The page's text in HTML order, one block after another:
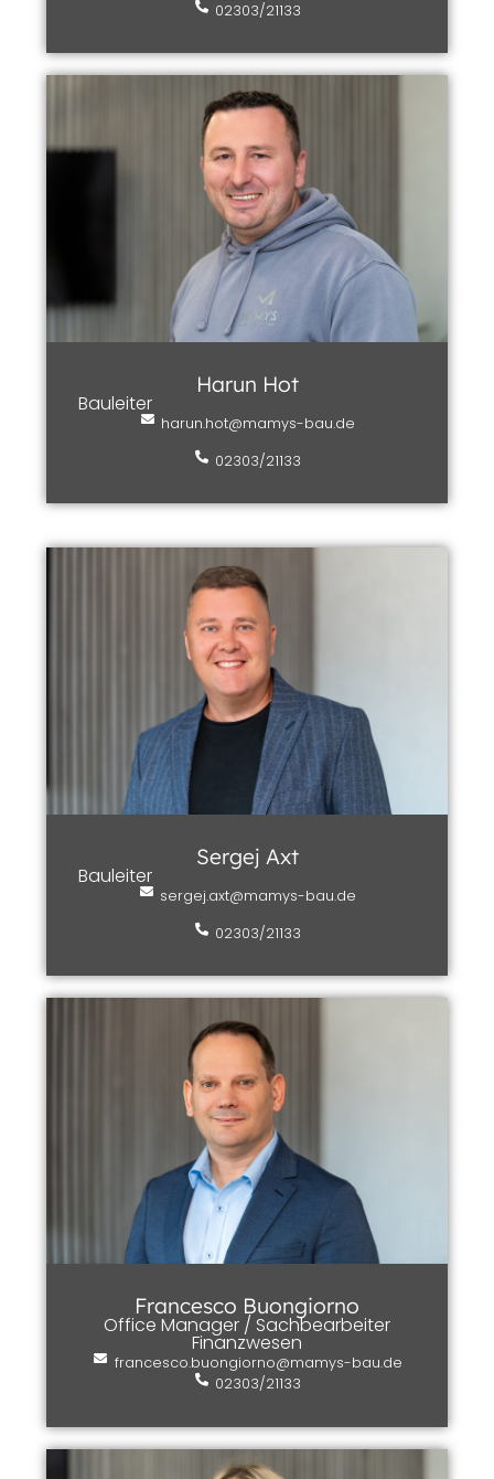
02303/21133
Harun Hot
Bauleiter
harun.hot@mamys-bau.de
02303/21133
Sergej Axt
Bauleiter
sergej.axt@mamys-bau.de
02303/21133
Francesco Buongiorno
Office Manager / Sachbearbeiter
Finanzwesen
francesco.buongiorno@mamys-bau.de
02303/21133